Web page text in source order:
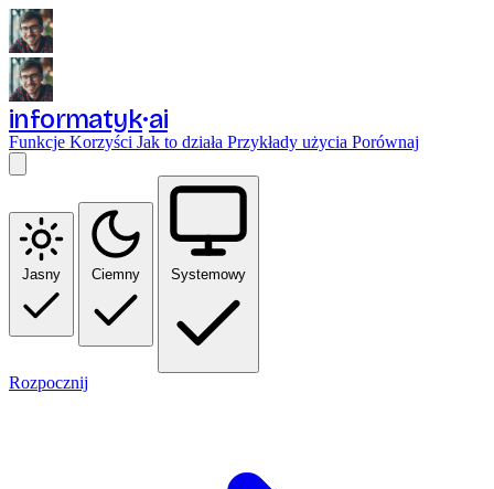
informatyk ai
Funkcje Korzyści Jak to działa Przykłady użycia Porównaj
Jasny Ciemny Systemowy
Rozpocznij